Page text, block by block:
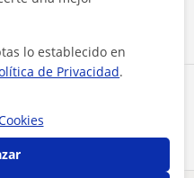
lo establecido en
de Privacidad.